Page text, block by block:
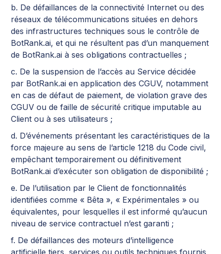
b. De défaillances de la connectivité Internet ou des
réseaux de télécommunications situées en dehors
des infrastructures techniques sous le contrôle de
BotRank.ai, et qui ne résultent pas d’un manquement
de BotRank.ai à ses obligations contractuelles ;
c. De la suspension de l’accès au Service décidée
par BotRank.ai en application des CGUV, notamment
en cas de défaut de paiement, de violation grave des
CGUV ou de faille de sécurité critique imputable au
Client ou à ses utilisateurs ;
d. D’événements présentant les caractéristiques de la
force majeure au sens de l’article 1218 du Code civil,
empêchant temporairement ou définitivement
BotRank.ai d’exécuter son obligation de disponibilité ;
e. De l’utilisation par le Client de fonctionnalités
identifiées comme « Bêta », « Expérimentales » ou
équivalentes, pour lesquelles il est informé qu’aucun
niveau de service contractuel n’est garanti ;
f. De défaillances des moteurs d’intelligence
artificielle tiers, services ou outils techniques fournis